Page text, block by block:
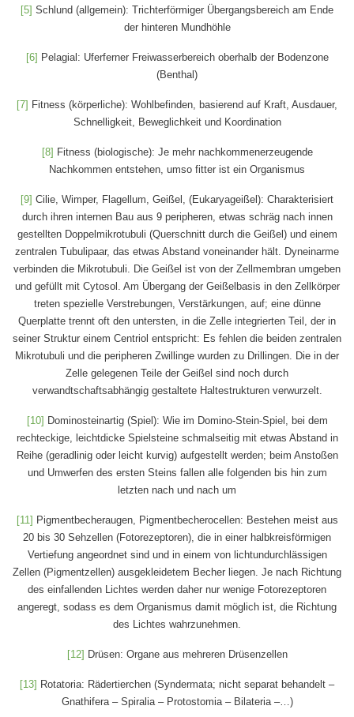
[5] Schlund (allgemein): Trichterförmiger Übergangsbereich am Ende
der hinteren Mundhöhle
[6] Pelagial: Uferferner Freiwasserbereich oberhalb der Bodenzone
(Benthal)
[7] Fitness (körperliche): Wohlbefinden, basierend auf Kraft, Ausdauer,
Schnelligkeit, Beweglichkeit und Koordination
[8] Fitness (biologische): Je mehr nachkommenerzeugende
Nachkommen entstehen, umso fitter ist ein Organismus
[9] Cilie, Wimper, Flagellum, Geißel, (Eukaryageißel): Charakterisiert
durch ihren internen Bau aus 9 peripheren, etwas schräg nach innen
gestellten Doppelmikrotubuli (Querschnitt durch die Geißel) und einem
zentralen Tubulipaar, das etwas Abstand voneinander hält. Dyneinarme
verbinden die Mikrotubuli. Die Geißel ist von der Zellmembran umgeben
und gefüllt mit Cytosol. Am Übergang der Geißelbasis in den Zellkörper
treten spezielle Verstrebungen, Verstärkungen, auf; eine dünne
Querplatte trennt oft den untersten, in die Zelle integrierten Teil, der in
seiner Struktur einem Centriol entspricht: Es fehlen die beiden zentralen
Mikrotubuli und die peripheren Zwillinge wurden zu Drillingen. Die in der
Zelle gelegenen Teile der Geißel sind noch durch
verwandtschaftsabhängig gestaltete Haltestrukturen verwurzelt.
[10] Dominosteinartig (Spiel): Wie im Domino-Stein-Spiel, bei dem
rechteckige, leichtdicke Spielsteine schmalseitig mit etwas Abstand in
Reihe (geradlinig oder leicht kurvig) aufgestellt werden; beim Anstoßen
und Umwerfen des ersten Steins fallen alle folgenden bis hin zum
letzten nach und nach um
[11] Pigmentbecheraugen, Pigmentbecherocellen: Bestehen meist aus
20 bis 30 Sehzellen (Fotorezeptoren), die in einer halbkreisförmigen
Vertiefung angeordnet sind und in einem von lichtundurchlässigen
Zellen (Pigmentzellen) ausgekleidetem Becher liegen. Je nach Richtung
des einfallenden Lichtes werden daher nur wenige Fotorezeptoren
angeregt, sodass es dem Organismus damit möglich ist, die Richtung
des Lichtes wahrzunehmen.
[12] Drüsen: Organe aus mehreren Drüsenzellen
[13] Rotatoria: Rädertierchen (Syndermata; nicht separat behandelt –
Gnathifera – Spiralia – Protostomia – Bilateria –…)